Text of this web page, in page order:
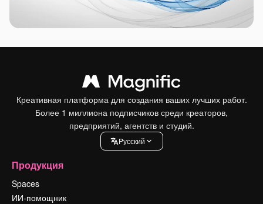
Креативная платформа для создания ваших лучших работ.
Более 1 миллиона подписчиков среди креаторов,
предприятий, агентств и студий.
Pусский
Продукция
Spaces
ИИ-помощник